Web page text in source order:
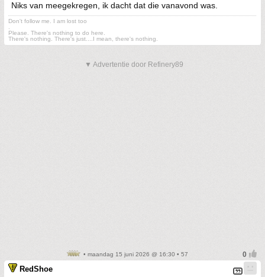
Niks van meegekregen, ik dacht dat die vanavond was.
Don't follow me. I am lost too
Please. There's nothing to do here.
There's nothing. There's just....I mean, there's nothing.
▼ Advertentie door Refinery89
• maandag 15 juni 2026 @ 16:30 • 57
RedShoe